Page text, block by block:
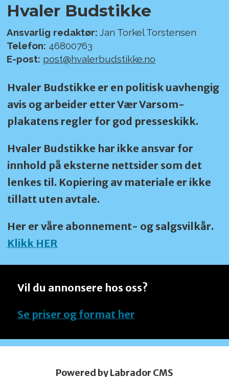
Hvaler Budstikke
Ansvarlig redaktør: Jan Torkel Torstensen
Telefon: 46800763
E-post: post@hvalerbudstikke.no
Hvaler Budstikke er en politisk uavhengig
avis og arbeider etter Vær Varsom-
plakatens regler for god presseskikk.
Hvaler Budstikke har ikke ansvar for
innhold på eksterne nettsider som det
lenkes til. Kopiering av materiale er ikke
tillatt uten avtale.
Her er våre abonnement- og salgsvilkår.
Klikk HER
Vil du annonsere hos oss?
Se priser og format her
Powered by Labrador CMS